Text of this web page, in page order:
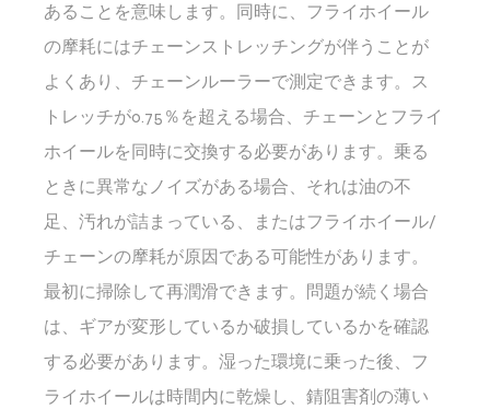
あることを意味します。同時に、フライホイール
の摩耗にはチェーンストレッチングが伴うことが
よくあり、チェーンルーラーで測定できます。ス
トレッチが0.75％を超える場合、チェーンとフライ
ホイールを同時に交換する必要があります。乗る
ときに異常なノイズがある場合、それは油の不
足、汚れが詰まっている、またはフライホイール/
チェーンの摩耗が原因である可能性があります。
最初に掃除して再潤滑できます。問題が続く場合
は、ギアが変形しているか破損しているかを確認
する必要があります。湿った環境に乗った後、フ
ライホイールは時間内に乾燥し、錆阻害剤の薄い